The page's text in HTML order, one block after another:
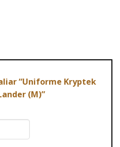
“Uniforme Kryptek
(M)”